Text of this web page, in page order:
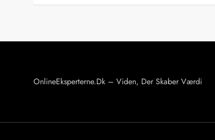
l
g
OnlineEksperterne.dk – Viden, Der Skaber Værdi